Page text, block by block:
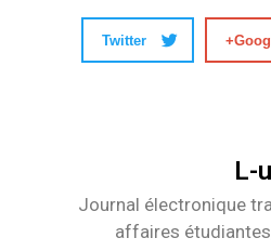
Twitter
L-
Journal électronique
affaires